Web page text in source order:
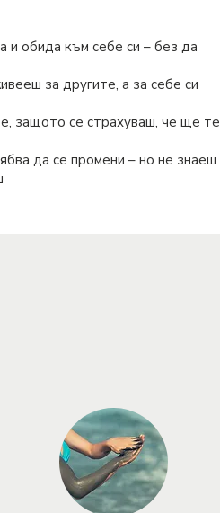
и обида към себе си – без да
за другите, а за себе си
защото се страхуваш, че ще те
да се промени – но не знаеш